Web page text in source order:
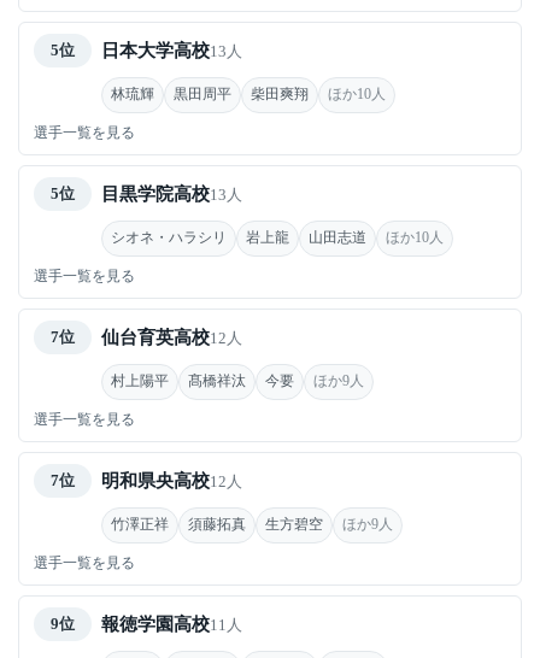
5位 日本大学高校13人
林琉輝 黒田周平 柴田爽翔 ほか10人
選手一覧を見る
5位 目黒学院高校13人
シオネ・ハラシリ 岩上龍 山田志道 ほか10人
選手一覧を見る
7位 仙台育英高校12人
村上陽平 髙橋祥汰 今要 ほか9人
選手一覧を見る
7位 明和県央高校12人
竹澤正祥 須藤拓真 生方碧空 ほか9人
選手一覧を見る
9位 報徳学園高校11人